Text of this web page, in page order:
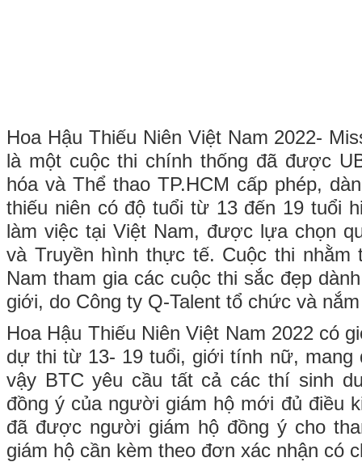
Hoa Hậu Thiếu Niên Việt Nam 2022-
là một cuộc thi chính thống đã được
hóa và Thể thao TP.HCM cấp phép,
thiếu niên có độ tuổi từ 13 đến 19 tuổi
làm việc tại Việt Nam, được lựa chọn
và Truyền hình thực tế. Cuộc thi nhằm
Nam tham gia các cuộc thi sắc đẹp
giới, do Công ty Q-Talent tổ chức và
Hoa Hậu Thiếu Niên Việt Nam 2022 có
dự thi từ 13- 19 tuổi, giới tính nữ, mang
vậy BTC yêu cầu tất cả các thí sinh
đồng ý của người giám hộ mới đủ điều
đã được người giám hộ đồng ý cho
giám hộ cần kèm theo đơn xác nhận có